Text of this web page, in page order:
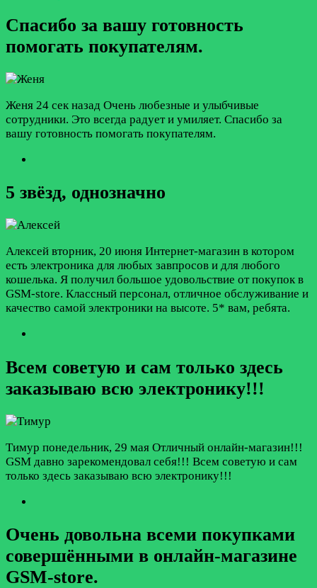
Спасибо за вашу готовность
помогать покупателям.
Женя 24 сек назад Очень любезные и улыбчивые
сотрудники. Это всегда радует и умиляет. Спасибо за
вашу готовность помогать покупателям.
5 звёзд, однозначнo
Алексей вторник, 20 июня Интернет-магазин в котором
есть электроника для любых завпросов и для любого
кошелька. Я получил большое удовольствие от покупок в
GSM-store. Классный персонал, отличное обслуживание и
качество самой электроники на высоте. 5* вам, ребята.
Всем советую и сам только здесь
заказываю всю электронику!!!
Тимур понедельник, 29 мая Отличный онлайн-магазин!!!
GSM давно зарекомендовал себя!!! Всем советую и сам
только здесь заказываю всю электронику!!!
Очень довольна всеми покупками
совершёнными в онлайн-магазине
GSM-store.